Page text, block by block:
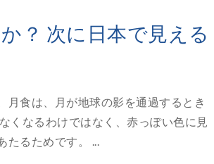
？ 次に日本で見える
食は、月が地球の影を通過するとき
くなるわけではなく、赤っぽい色に見
たるためです。 ...